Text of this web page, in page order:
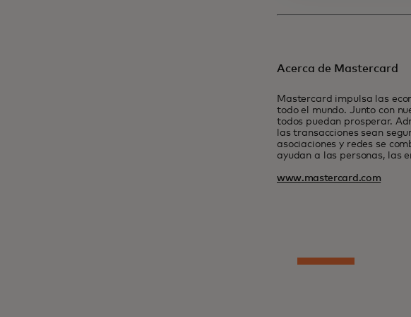
Acerca de Mastercard
Mastercard impulsa las
todo el mundo. Junto con
todos puedan prosperar.
las transacciones sean
asociaciones y redes se
ayudan a las personas, las
www.mastercard.com